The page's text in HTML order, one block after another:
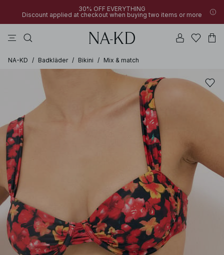
30% OFF EVERYTHING
Discount applied at checkout when buying two items or more
NA-KD / Badkläder / Bikini / Mix & match